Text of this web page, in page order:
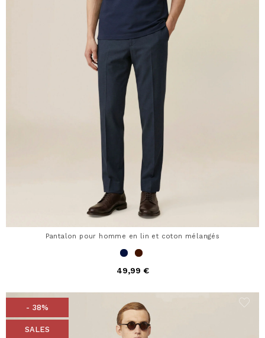
Pantalon pour homme en lin et coton mélangés
49,99 €
- 38%
SALES